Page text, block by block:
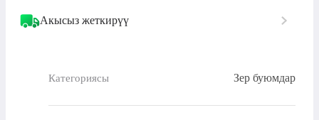
Акысыз жеткирүү
Категориясы Зер буюмдар